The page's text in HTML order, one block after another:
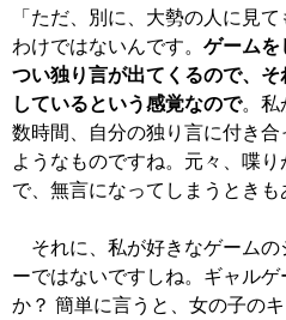
「ただ、別に、大勢の人に見
わけではないんです。 ゲームを
つい独り言が出てくるので、
しているという感覚なので。私
数時間、自分の独り言に付き合
ようなものですね。元々、喋
で、無言になってしまうときも
それに、私が好きなゲームの
ーではないですしね。ギャル
か？ 簡単に言うと、女の子の